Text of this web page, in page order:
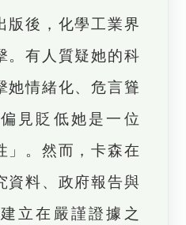
版後，化學工業界
。有人質疑她的科
她情緒化、危言聳
見貶低她是一位
」。然而，卡森在
資料、政府報告與
立在嚴謹證據之